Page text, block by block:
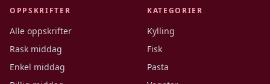
OPPSKRIFTER
Alle oppskrifter
Rask middag
Enkel middag
KATEGORIER
Kylling
Fisk
Pasta